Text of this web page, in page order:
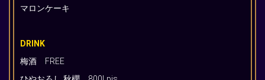
マロンケーキ
DRINK
梅酒 FREE